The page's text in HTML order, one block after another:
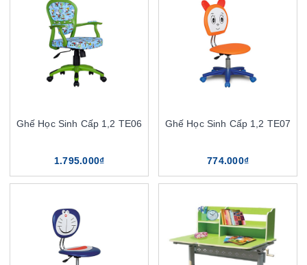
Ghế Học Sinh Cấp 1,2 TE06
1.795.000₫
Ghế Học Sinh Cấp 1,2 TE07
774.000₫